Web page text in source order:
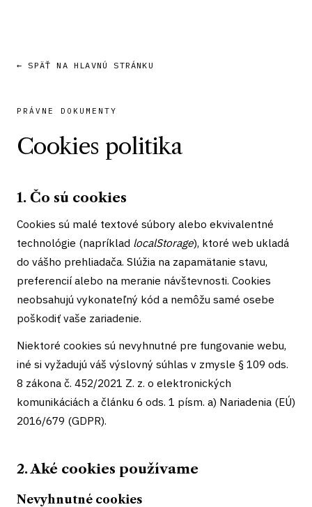
← SPÄŤ NA HLAVNÚ STRÁNKU
PRÁVNE DOKUMENTY
Cookies politika
1. Čo sú cookies
Cookies sú malé textové súbory alebo ekvivalentné
technológie (napríklad localStorage), ktoré web ukladá
do vášho prehliadača. Slúžia na zapamätanie stavu,
preferencií alebo na meranie návštevnosti. Cookies
neobsahujú vykonateľný kód a nemôžu samé osebe
poškodiť vaše zariadenie.
Niektoré cookies sú nevyhnutné pre fungovanie webu,
iné si vyžadujú váš výslovný súhlas v zmysle § 109 ods.
8 zákona č. 452/2021 Z. z. o elektronických
komunikáciách a článku 6 ods. 1 písm. a) Nariadenia (EÚ)
2016/679 (GDPR).
2. Aké cookies používame
Nevyhnutné cookies